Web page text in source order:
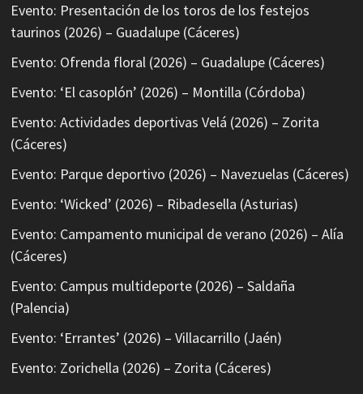
Evento: Presentación de los toros de los festejos
taurinos (2026) – Guadalupe (Cáceres)
Evento: Ofrenda floral (2026) – Guadalupe (Cáceres)
Evento: ‘El casoplón’ (2026) – Montilla (Córdoba)
Evento: Actividades deportivas Velá (2026) – Zorita
(Cáceres)
Evento: Parque deportivo (2026) – Navezuelas (Cáceres)
Evento: ‘Wicked’ (2026) – Ribadesella (Asturias)
Evento: Campamento municipal de verano (2026) – Alía
(Cáceres)
Evento: Campus multideporte (2026) – Saldaña
(Palencia)
Evento: ‘Errantes’ (2026) – Villacarrillo (Jaén)
Evento: Zorichella (2026) – Zorita (Cáceres)